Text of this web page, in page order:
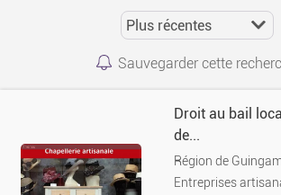
Sauvegarder cette
Droit au bail
de...
Région de
Entreprises